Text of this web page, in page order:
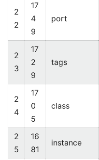
2
2
17
4
9
port
2
3
17
2
9
tags
2
4
17
0
5
class
2
5
16
81
instance